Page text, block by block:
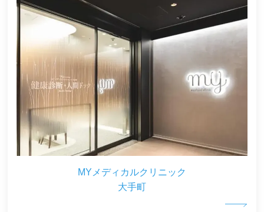
MYメディカルクリニック
大手町